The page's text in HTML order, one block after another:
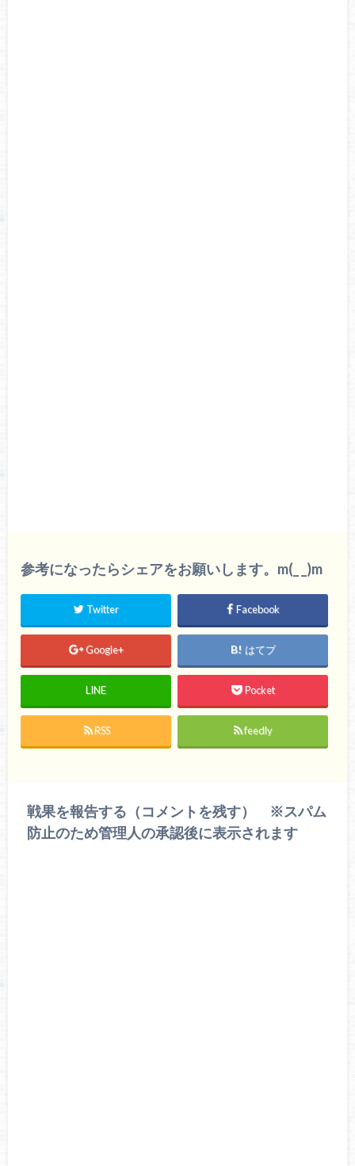
参考になったらシェアをお願いします。m(_ _)m
Twitter Facebook
Google+ はてブ
LINE Pocket
RSS feedly
戦果を報告する（コメントを残す） ※スパム
防止のため管理人の承認後に表示されます